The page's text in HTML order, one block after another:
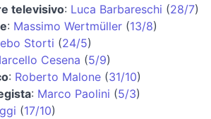
televisivo: Luca Barbareschi (28/7)
: Massimo Wertmüller (13/8)
Storti (24/5)
Cesena (5/9)
: Roberto Malone (31/10)
: Marco Paolini (5/3)
(17/10)